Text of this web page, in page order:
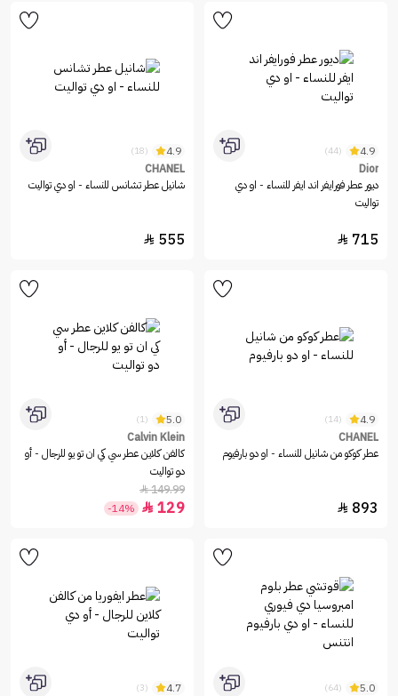
4.9
(44)
Dior
ديور عطر فورايفر اند ايفر للنساء - او دي
تواليت
715

4.9
(18)
CHANEL
شانيل عطر تشانس للنساء - او دي تواليت
555

4.9
(14)
CHANEL
عطر كوكو من شانيل للنساء - او دو بارفيوم
893

5.0
(1)
Calvin Klein
كالفن كلاين عطر سي كي ان تو يو للرجال - أو
دو تواليت
149.99

129

-14%
5.0
(64)
4.7
(3)